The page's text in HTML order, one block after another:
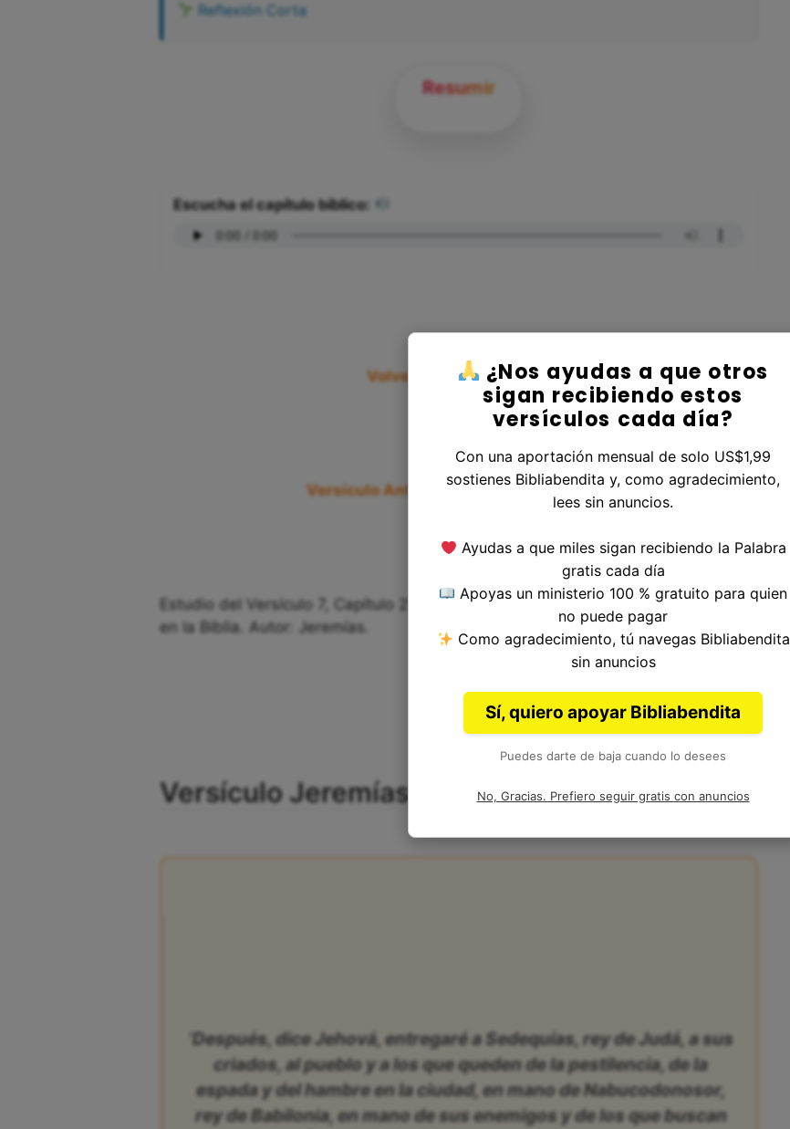
Reflexión Corta
Resumir
Escucha el capítulo bíblico:
Volver al Libro Jeremías
Versículo Anterior|Versículo Siguiente
Estudio del Versículo 7, Capítulo 21, Libro de Jeremías delAntiguo Testamento
en la Biblia. Autor: Jeremías.
Versículo Jeremías 21:7 de la Biblia
‘Después, dice Jehová, entregaré a Sedequías, rey de Judá, a sus
criados, al pueblo y a los que queden de la pestilencia, de la
espada y del hambre en la ciudad, en mano de Nabucodonosor,
rey de Babilonia, en mano de sus enemigos y de los que buscan
¿Nos ayudas a que otros
sigan recibiendo estos
versículos cada día?
Con una aportación mensual de solo US$1,99
sostienes Bibliabendita y, como agradecimiento,
lees sin anuncios.
Ayudas a que miles sigan recibiendo la Palabra
gratis cada día
Apoyas un ministerio 100 % gratuito para quien
no puede pagar
Como agradecimiento, tú navegas Bibliabendita
sin anuncios
Sí, quiero apoyar Bibliabendita
Puedes darte de baja cuando lo desees
No, Gracias. Prefiero seguir gratis con anuncios